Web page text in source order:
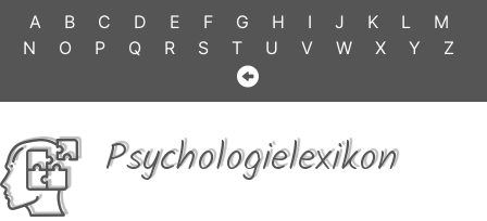
A B C D E F G H I J K L
M
N
O P Q R S T U V W X Y Z
Psychologielexikon